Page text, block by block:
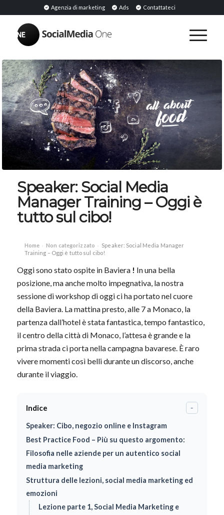
Agenzia di marketing Ads Contattateci
Speaker: Social Media
Manager Training – Oggi è
tutto sul cibo!
Home › Non categorizzato › Speaker: Social Media Manager
Training – Oggi è tutto sul cibo!
Oggi sono stato ospite in Baviera ! In una bella
posizione, ma anche molto impegnativa, la nostra
sessione di workshop di oggi ci ha portato nel cuore
della Baviera. La mattina presto, alle 7 a Monaco, la
partenza dall’hotel è stata fantastica, tempo fantastico,
il centro della città di Monaco, l’attesa è grande e la
prima strada ci porta nella campagna bavarese. È raro
vivere momenti così belli durante un discorso, anche
durante il viaggio.
Indice -
Speaker: Cibo, negozio online e Instagram
Best Practice Food – Più su questo argomento:
Filosofia nelle aziende per un autentico social
media marketing
Struttura delle lezioni, social media marketing ed
emozioni
Lezione parte 1, Social Media Marketing e